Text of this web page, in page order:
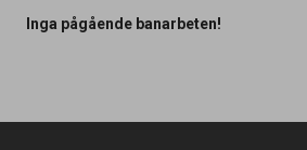
Inga pågående banarbeten!